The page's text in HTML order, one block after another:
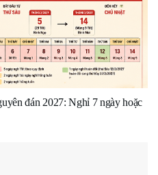
đán 2027: Nghỉ 7 ngày hoặc